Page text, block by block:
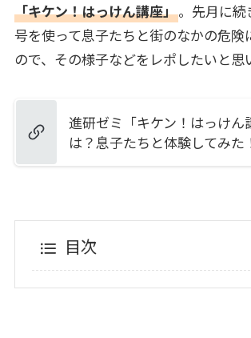
「キケン！はっけん講座」。先月に続
号を使って息子たちと街のなかの危険
ので、その様子などをレポしたいと思
進研ゼミ「キケン！はっけん
は？息子たちと体験してみた
目次